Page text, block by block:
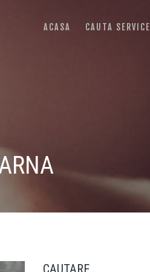
ACASA CAUTA SERVICE
CAUTARE